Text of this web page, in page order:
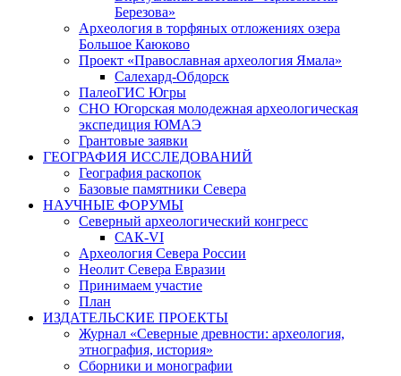
Березова»
Археология в торфяных отложениях озера
Большое Каюково
Проект «Православная археология Ямала»
Салехард-Обдорск
ПалеоГИС Югры
СНО Югорская молодежная археологическая
экспедиция ЮМАЭ
Грантовые заявки
ГЕОГРАФИЯ ИССЛЕДОВАНИЙ
География раскопок
Базовые памятники Севера
НАУЧНЫЕ ФОРУМЫ
Северный археологический конгресс
САК-VI
Археология Севера России
Неолит Севера Евразии
Принимаем участие
План
ИЗДАТЕЛЬСКИЕ ПРОЕКТЫ
Журнал «Северные древности: археология,
этнография, история»
Сборники и монографии